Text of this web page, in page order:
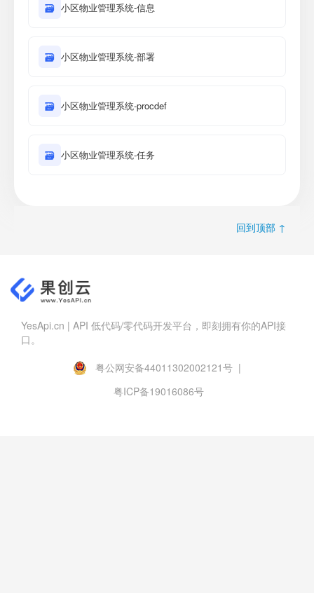
🗃 小区物业管理系统-信息
🗃 小区物业管理系统-部署
🗃 小区物业管理系统-procdef
🗃 小区物业管理系统-任务
回到顶部 ↑
YesApi.cn | API 低代码/零代码开发平台，即刻拥有你的API接
口。
粤公网安备44011302002121号 |
粤ICP备19016086号